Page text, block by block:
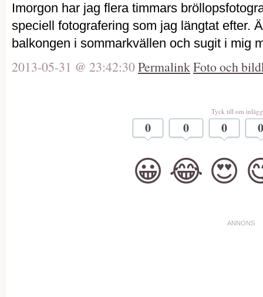
Imorgon har jag flera timmars
speciell fotografering som jag längtat efter.
balkongen i sommarkvällen och sugit i mig
2013-05-31 @ 23:42:30PermalinkFoto och
Tyck till om
0
😀
0
😂
0
😍
0